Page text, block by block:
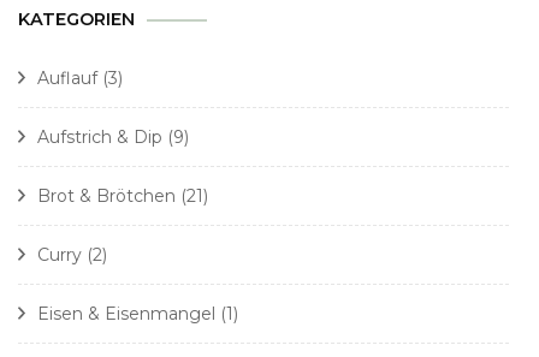
KATEGORIEN
Auflauf(3)
Aufstrich & Dip (9)
Brot & Brötchen (21)
Curry (2)
Eisen & Eisenmangel (1)